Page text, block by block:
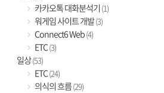
카카오톡 대화분석기(1)
워게임 사이트 개발(3)
Connect6 Web(4)
ETC(3)
일상(53)
ETC(24)
의식의 흐름(29)